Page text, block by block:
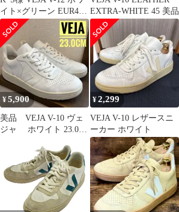
イト×グリーン EUR43
JP28cm
EXTRA-WHITE 45 美品
¥5,900
美品 VEJA V-10 ヴェ
ジャ ホワイト 23.0cm
¥2,299
VEJA V-10 レザースニ
ーカー ホワイト